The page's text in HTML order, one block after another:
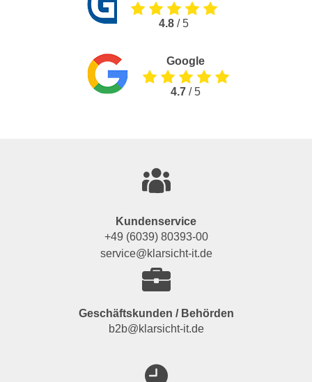
4.8 / 5
Google
4.7 / 5
Kundenservice
+49 (6039) 80393-00
service@klarsicht-it.de
Geschäftskunden / Behörden
b2b@klarsicht-it.de